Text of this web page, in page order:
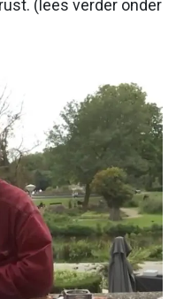
(lees verder onder